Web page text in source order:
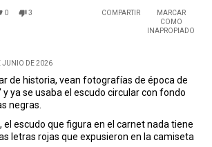
0 3 COMPARTIR
MARCAR
COMO
INAPROPIADO
JUNIO DE 2026
de historia, vean fotografías de época de
y ya se usaba el escudo circular con fondo
negras.
el escudo que figura en el carnet nada tiene
letras rojas que expusieron en la camiseta